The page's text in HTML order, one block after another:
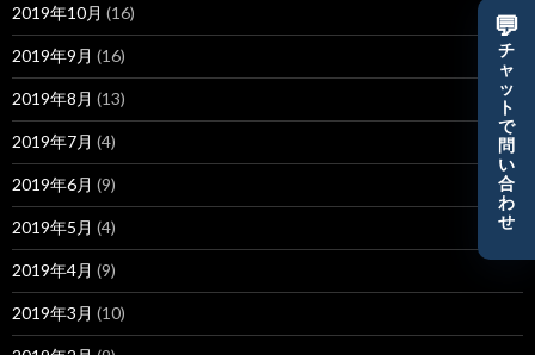
2019年10月 (16)
2019年9月 (16)
2019年8月 (13)
2019年7月 (4)
2019年6月 (9)
2019年5月 (4)
2019年4月 (9)
2019年3月 (10)
💬
チ
ャ
ッ
ト
で
問
い
合
わ
せ